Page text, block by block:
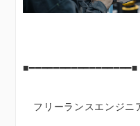
■━━━━━━━━━━━━━━━━━■
フリーランスエンジ